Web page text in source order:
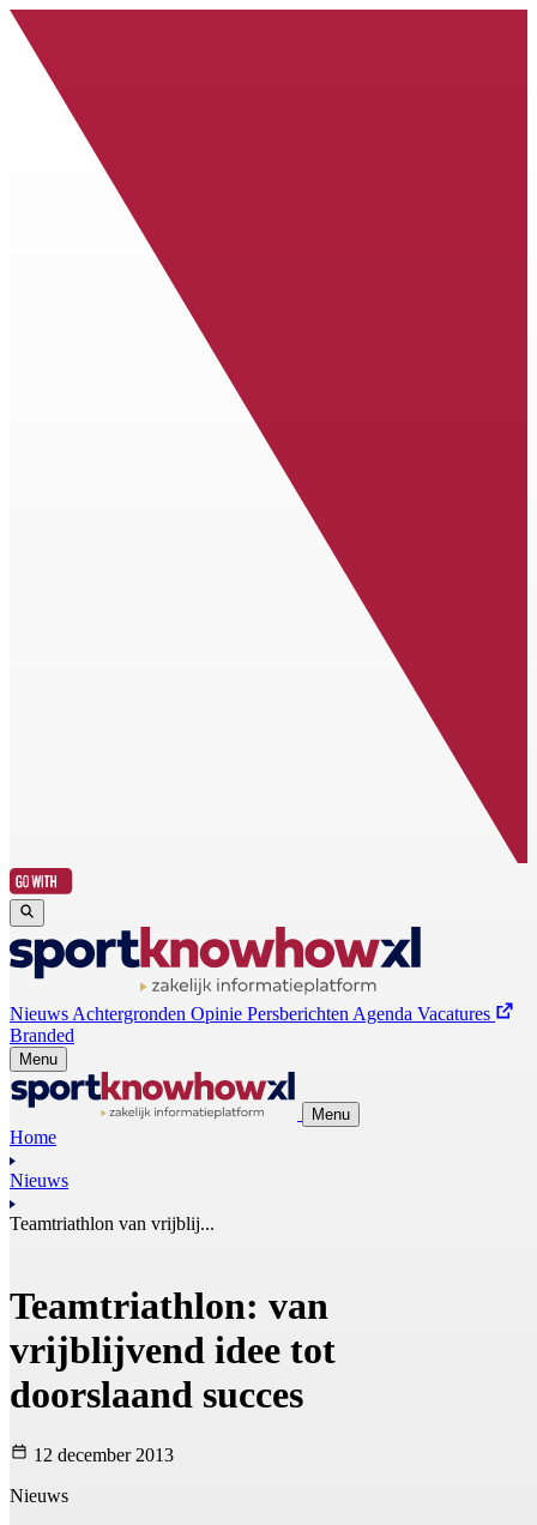
Nieuws Achtergronden Opinie Persberichten Agenda Vacatures
Branded
Menu
Menu
Home
Nieuws
Teamtriathlon van vrijblij...
Teamtriathlon: van
vrijblijvend idee tot
doorslaand succes
12 december 2013
Nieuws